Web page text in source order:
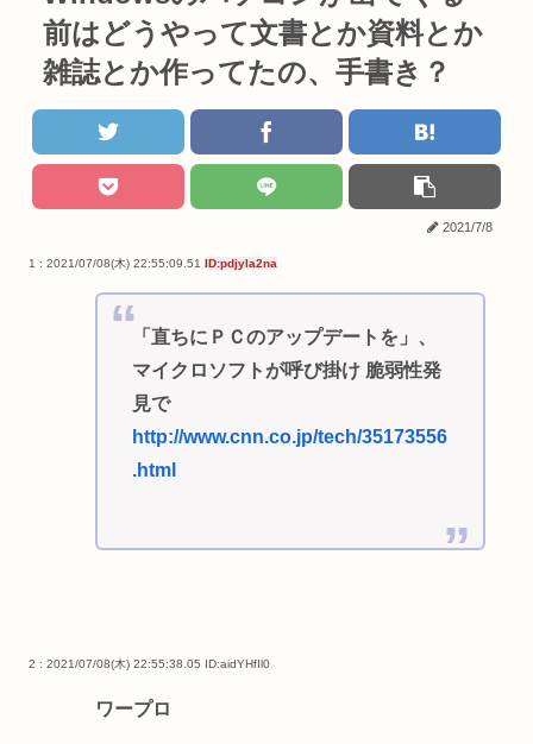
前はどうやって文書とか資料とか
雑誌とか作ってたの、手書き？
2021/7/8
1 : 2021/07/08(木) 22:55:09.51 ID:pdjyla2na
「直ちにＰＣのアップデートを」、
マイクロソフトが呼び掛け 脆弱性発
見で
http://www.cnn.co.jp/tech/35173556
.html
2 : 2021/07/08(木) 22:55:38.05 ID:aidYHfIl0
ワープロ